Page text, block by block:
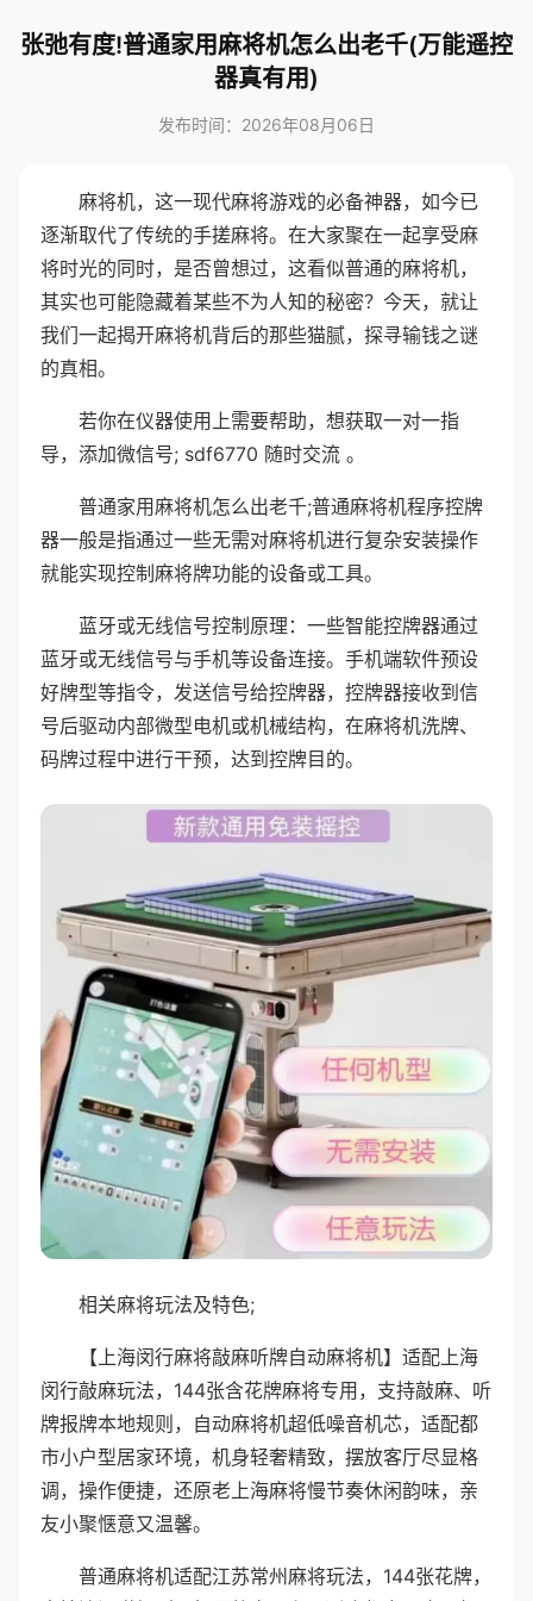
张弛有度!普通家用麻将机怎么出老千(万能遥控
器真有用)
发布时间：2026年08月06日
麻将机，这一现代麻将游戏的必备神器，如今已
逐渐取代了传统的手搓麻将。在大家聚在一起享受麻
将时光的同时，是否曾想过，这看似普通的麻将机，
其实也可能隐藏着某些不为人知的秘密？今天，就让
我们一起揭开麻将机背后的那些猫腻，探寻输钱之谜
的真相。
若你在仪器使用上需要帮助，想获取一对一指
导，添加微信号; sdf6770 随时交流 。
普通家用麻将机怎么出老千;普通麻将机程序控牌
器一般是指通过一些无需对麻将机进行复杂安装操作
就能实现控制麻将牌功能的设备或工具。
蓝牙或无线信号控制原理：一些智能控牌器通过
蓝牙或无线信号与手机等设备连接。手机端软件预设
好牌型等指令，发送信号给控牌器，控牌器接收到信
号后驱动内部微型电机或机械结构，在麻将机洗牌、
码牌过程中进行干预，达到控牌目的。
相关麻将玩法及特色;
【上海闵行麻将敲麻听牌自动麻将机】适配上海
闵行敲麻玩法，144张含花牌麻将专用，支持敲麻、听
牌报牌本地规则，自动麻将机超低噪音机芯，适配都
市小户型居家环境，机身轻奢精致，摆放客厅尽显格
调，操作便捷，还原老上海麻将慢节奏休闲韵味，亲
友小聚惬意又温馨。
普通麻将机适配江苏常州麻将玩法，144张花牌，